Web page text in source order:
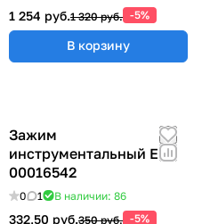
1 254 руб.1 320 руб. -5%
В корзину
Зажим
инструментальный ER-
00016542
0 1 В наличии: 86
332,50 руб.350 руб. -5%